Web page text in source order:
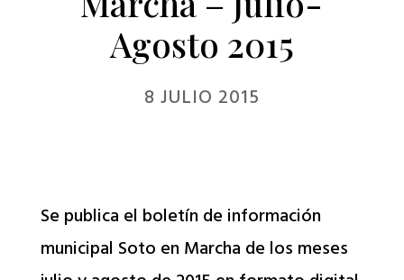
Agosto 2015
8 JULIO 2015
Se publica el boletín de información
municipal Soto en Marcha de los meses